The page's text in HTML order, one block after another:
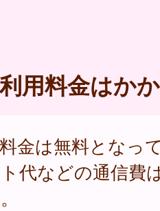
利用料金はか
金は無料となっ
代などの通信費